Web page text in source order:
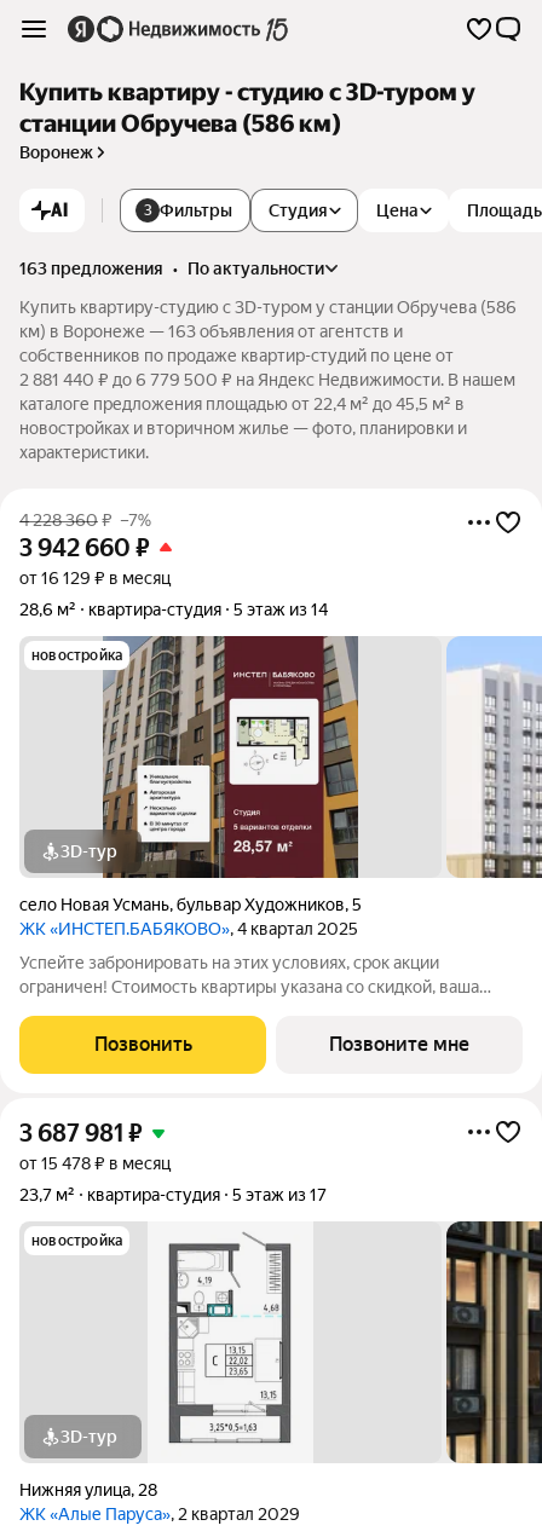
Купить квартиру - студию c 3D-туром у
станции Обручева (586 км)
Воронеж
AI 3 Фильтры Студия Цена Площадь
163 предложения •
по актуальности
Купить квартиру-студию c 3D-туром у станции Обручева (586
км) в Воронеже — 163 объявления от агентств и
собственников по продаже квартир-студий по цене от
2 881 440 ₽ до 6 779 500 ₽ на Яндекс Недвижимости. В нашем
каталоге предложения площадью от 22,4 м² до 45,5 м² в
новостройках и вторичном жилье — фото, планировки и
характеристики.
4 228 360₽ –7%
3 942 660 ₽
от 16 129 ₽ в месяц
28,6 м²
квартира-студия 5 этаж из 14
новостройка
3D-тур
село Новая Усмань,бульвар Художников,5
ЖК «ИНСТЕП.БАБЯКОВО», 4 квартал 2025
Успейте забронировать на этих условиях, срок акции
ограничен! Стоимость квартиры указана со скидкой, ваша
подробно расскажем. Однокомнатная квартира-студия от
застройщика с отделкой в ЖК "ИНСТЕП.
Позвонить Позвоните мне
3 687 981 ₽
от 15 478 ₽ в месяц
23,7 м²
квартира-студия 5 этаж из 17
новостройка
3D-тур
Нижняя улица, 28
ЖК «Алые Паруса», 2 квартал 2029